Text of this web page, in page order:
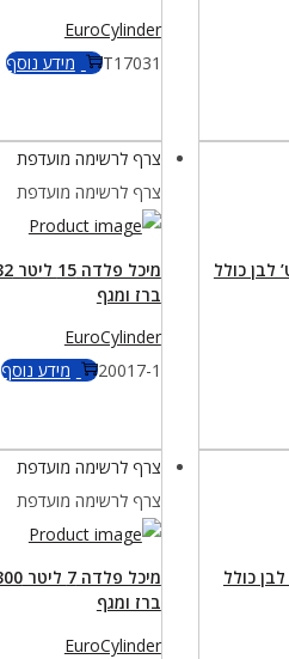
EuroCylinder
T17031
מידע נוסף
12 ליטר 232 אט’ לבן כולל
צרף לרשימה מועדפת
צרף לרשימה מועדפת
ברז ומגף
EuroCylinder
20017-1
מידע נוסף
ליטר 232 אט’ לבן כולל
צרף לרשימה מועדפת
צרף לרשימה מועדפת
ברז ומגף
EuroCylinder